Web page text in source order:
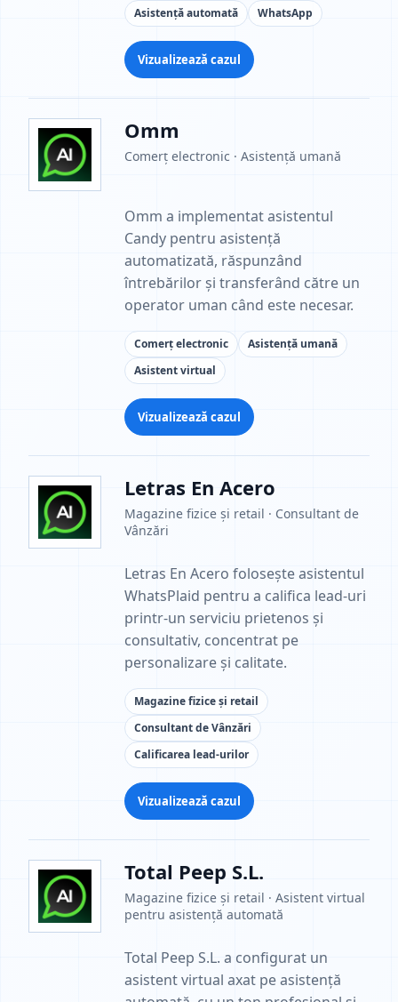
Asistență automată
WhatsApp
Vizualizează cazul
Omm
Comerț electronic · Asistență umană
Omm a implementat asistentul
Candy pentru asistență
automatizată, răspunzând
întrebărilor și transferând către un
operator uman când este necesar.
Comerț electronic
Asistență umană
Asistent virtual
Vizualizează cazul
Letras En Acero
Magazine fizice și retail · Consultant de
Vânzări
Letras En Acero folosește asistentul
WhatsPlaid pentru a califica lead-uri
printr-un serviciu prietenos și
consultativ, concentrat pe
personalizare și calitate.
Magazine fizice și retail
Consultant de Vânzări
Calificarea lead-urilor
Vizualizează cazul
Total Peep S.L.
Magazine fizice și retail · Asistent virtual
pentru asistență automată
Total Peep S.L. a configurat un
asistent virtual axat pe asistență